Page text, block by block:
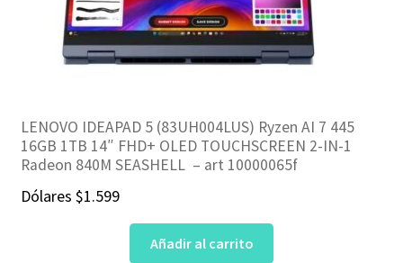
LENOVO IDEAPAD 5 (83UH004LUS) Ryzen AI 7 445
16GB 1TB 14″ FHD+ OLED TOUCHSCREEN 2-IN-1
Radeon 840M SEASHELL – art 10000065f
Dólares $1.599
Añadir al carrito